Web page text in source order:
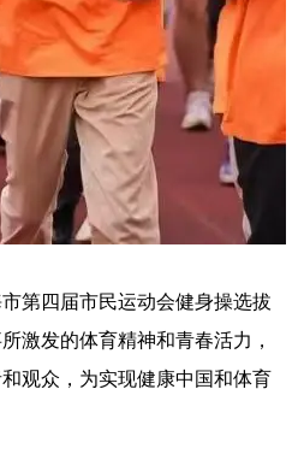
第四届市民运动会健身操选拔
激发的体育精神和青春活力，
观众，为实现健康中国和体育